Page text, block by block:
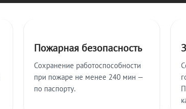
Пожарная безопасность
Сохранение работоспособности
при пожаре не менее 240 мин —
по паспорту.